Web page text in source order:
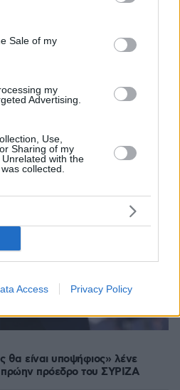
and its third-party tags to
purposes in below Google
Sale of my
my
Advertising.
Use,
Sharing of my
with the
collected.
Access Privacy Policy
είναι υποψήφιος» λένε
πρώην πρόεδρο του ΣΥΡΙΖΑ